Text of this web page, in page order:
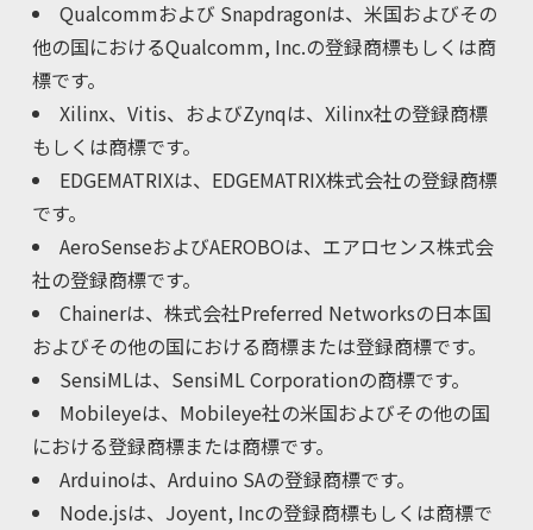
Qualcommおよび Snapdragonは、米国およびその
他の国におけるQualcomm, Inc.の登録商標もしくは商
標です。
Xilinx、Vitis、およびZynqは、Xilinx社の登録商標
もしくは商標です。
EDGEMATRIXは、EDGEMATRIX株式会社の登録商標
です。
AeroSenseおよびAEROBOは、エアロセンス株式会
社の登録商標です。
Chainerは、株式会社Preferred Networksの日本国
およびその他の国における商標または登録商標です。
SensiMLは、SensiML Corporationの商標です。
Mobileyeは、Mobileye社の米国およびその他の国
における登録商標または商標です。
Arduinoは、Arduino SAの登録商標です。
Node.jsは、Joyent, Incの登録商標もしくは商標で